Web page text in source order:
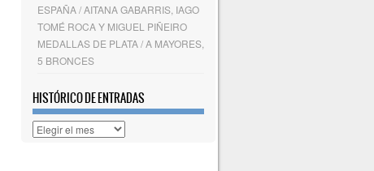
ESPAÑA / AITANA GABARRIS, IAGO
TOMÉ ROCA Y MIGUEL PIÑEIRO
MEDALLAS DE PLATA / A MAYORES,
5 BRONCES
HISTÓRICO DE ENTRADAS
Histórico